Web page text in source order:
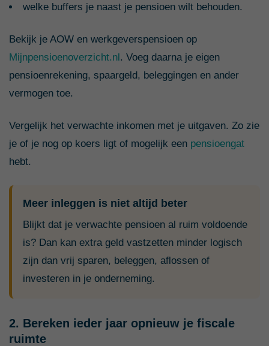
welke buffers je naast je pensioen wilt behouden.
Bekijk je AOW en werkgeverspensioen op
Mijnpensioenoverzicht.nl. Voeg daarna je eigen
pensioenrekening, spaargeld, beleggingen en ander
vermogen toe.
Vergelijk het verwachte inkomen met je uitgaven. Zo zie
je of je nog op koers ligt of mogelijk een pensioengat
hebt.
Meer inleggen is niet altijd beter
Blijkt dat je verwachte pensioen al ruim voldoende
is? Dan kan extra geld vastzetten minder logisch
zijn dan vrij sparen, beleggen, aflossen of
investeren in je onderneming.
2. Bereken ieder jaar opnieuw je fiscale
ruimte